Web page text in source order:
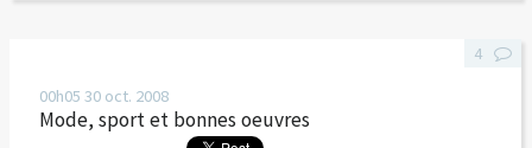
00h05 30 oct. 2008
Mode, sport et bonnes oeuvres
4